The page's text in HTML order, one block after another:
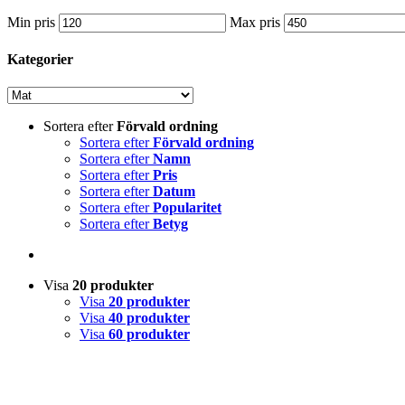
Min pris Max pris
Kategorier
Sortera efterFörvald ordning
Sortera efterFörvald ordning
Sortera efterNamn
Sortera efterPris
Sortera efterDatum
Sortera efterPopularitet
Sortera efterBetyg
Visa 20 produkter
Visa 20 produkter
Visa 40 produkter
Visa 60 produkter